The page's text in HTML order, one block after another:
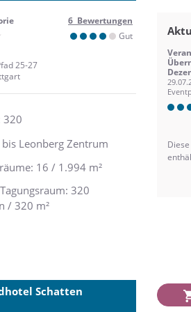
6 Bewertungen
Gut
25-27
320
Leonberg Zentrum
16 / 1.994 m²
320
/ 320 m²
Schatten